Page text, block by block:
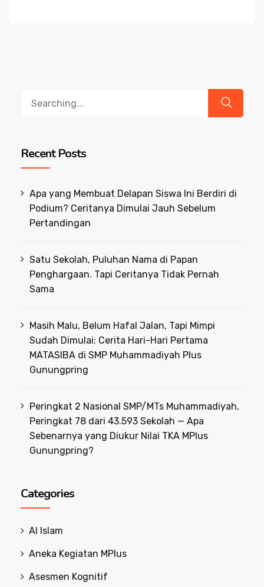
Recent Posts
Apa yang Membuat Delapan Siswa Ini Berdiri di
Podium? Ceritanya Dimulai Jauh Sebelum
Pertandingan
Satu Sekolah, Puluhan Nama di Papan
Penghargaan. Tapi Ceritanya Tidak Pernah
Sama
Masih Malu, Belum Hafal Jalan, Tapi Mimpi
Sudah Dimulai: Cerita Hari-Hari Pertama
MATASIBA di SMP Muhammadiyah Plus
Gunungpring
Peringkat 2 Nasional SMP/MTs Muhammadiyah,
Peringkat 78 dari 43.593 Sekolah — Apa
Sebenarnya yang Diukur Nilai TKA MPlus
Gunungpring?
Categories
Al Islam
Aneka Kegiatan MPlus
Asesmen Kognitif